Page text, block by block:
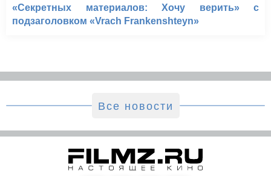
«Секретных материалов: Хочу верить» с
подзаголовком «Vrach Frankenshteyn»
Все новости